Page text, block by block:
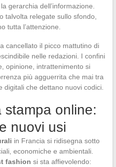
gerarchia dell’informazione.
talvolta relegate sullo sfondo,
tutta l’attenzione.
cancellato il picco mattutino di
nelle redazioni. I confini
opinione, intrattenimento si
più agguerrita che mai tra
che dettano nuovi codici.
stampa online:
nuovi usi
in Francia si ridisegna sotto
economiche e ambientali.
fashion si sta affievolendo: